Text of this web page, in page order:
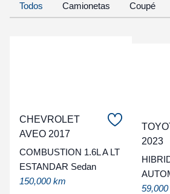
Todos Camionetas Coupé
CHEVROLET
AVEO 2017
COMBUSTION 1.6L A LT
ESTANDAR Sedan
150,000 km
2023